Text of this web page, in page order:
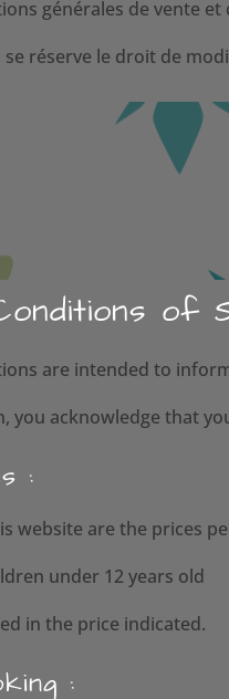
générales de vente et
réserve le droit de
of
are intended to
you acknowledge that
:
website are the prices
under 12 years old
in the price indicated.
: